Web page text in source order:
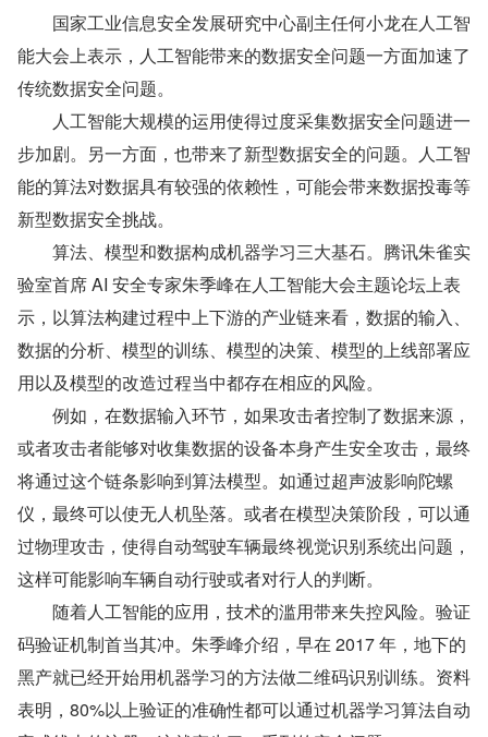
国家工业信息安全发展研究中心副主任何小龙在人工智
能大会上表示，人工智能带来的数据安全问题一方面加速了
传统数据安全问题。
人工智能大规模的运用使得过度采集数据安全问题进一
步加剧。另一方面，也带来了新型数据安全的问题。人工智
能的算法对数据具有较强的依赖性，可能会带来数据投毒等
新型数据安全挑战。
算法、模型和数据构成机器学习三大基石。腾讯朱雀实
验室首席 AI 安全专家朱季峰在人工智能大会主题论坛上表
示，以算法构建过程中上下游的产业链来看，数据的输入、
数据的分析、模型的训练、模型的决策、模型的上线部署应
用以及模型的改造过程当中都存在相应的风险。
例如，在数据输入环节，如果攻击者控制了数据来源，
或者攻击者能够对收集数据的设备本身产生安全攻击，最终
将通过这个链条影响到算法模型。如通过超声波影响陀螺
仪，最终可以使无人机坠落。或者在模型决策阶段，可以通
过物理攻击，使得自动驾驶车辆最终视觉识别系统出问题，
这样可能影响车辆自动行驶或者对行人的判断。
随着人工智能的应用，技术的滥用带来失控风险。验证
码验证机制首当其冲。朱季峰介绍，早在 2017 年，地下的
黑产就已经开始用机器学习的方法做二维码识别训练。资料
表明，80%以上验证的准确性都可以通过机器学习算法自动